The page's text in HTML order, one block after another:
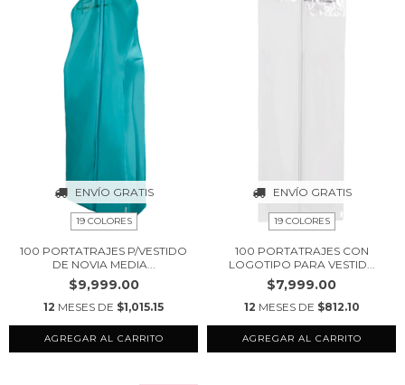
ENVÍO GRATIS
19 COLORES
100 PORTATRAJES P/VESTIDO
DE NOVIA MEDIA...
$9,999.00
12 MESES DE $1,015.15
AGREGAR AL CARRITO
ENVÍO GRATIS
19 COLORES
100 PORTATRAJES CON
LOGOTIPO PARA VESTID...
$7,999.00
12 MESES DE $812.10
AGREGAR AL CARRITO